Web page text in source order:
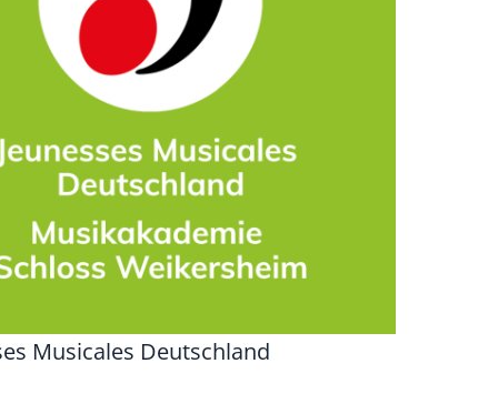
Musicales Deutschland